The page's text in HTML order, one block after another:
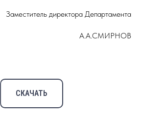
Заместитель директора Департамента
А.А.СМИРНОВ
СКАЧАТЬ